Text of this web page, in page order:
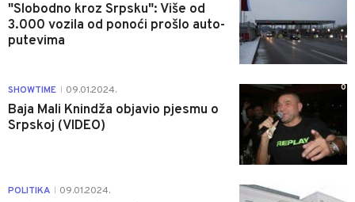
"Slobodno kroz Srpsku": Više od
3.000 vozila od ponoći prošlo auto-
putevima
SHOWTIME 09.01.2024.
Baja Mali Knindža objavio pjesmu o
Srpskoj (VIDEO)
0
POLITIKA 09.01.2024.